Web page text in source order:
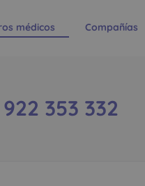
médicos Compañías
353 332